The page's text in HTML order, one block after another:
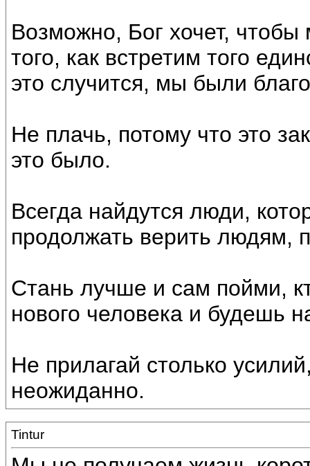
Возможно, Бог хочет,
того, как встретим того
это случится, мы были
Не плачь, потому что это
это было.
Всегда найдутся люди,
продолжать верить людям,
Стань лучше и сам пойми,
нового человека и будешь
Не прилагай столько
неожиданно.
Tintur